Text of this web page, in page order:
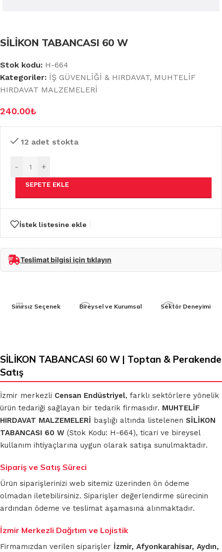
SİLİKON TABANCASI 60 W
Stok kodu: H-664
Kategoriler: İŞ GÜVENLİĞİ & HIRDAVAT, MUHTELİF
HIRDAVAT MALZEMELERİ
240.00₺
12 adet stokta
- +
SEPETE EKLE
İstek listesine ekle
Teslimat bilgisi için tıklayın
Sınırsız Seçenek Bireysel ve Kurumsal Sektör Deneyimi
SİLİKON TABANCASI 60 W | Toptan & Perakende
Satış
İzmir merkezli Censan Endüstriyel, farklı sektörlere yönelik
ürün tedariği sağlayan bir tedarik firmasıdır. MUHTELİF
HIRDAVAT MALZEMELERİ başlığı altında listelenen SİLİKON
TABANCASI 60 W (Stok Kodu: H-664), ticari ve bireysel
kullanım ihtiyaçlarına uygun olarak satışa sunulmaktadır.
Sipariş ve Satış Süreci
Ürün siparişlerinizi web sitemiz üzerinden ön ödeme
olmadan iletebilirsiniz. Siparişler değerlendirme sürecinin
ardından ödeme ve teslimat aşamasına alınmaktadır.
İzmir Merkezli Dağıtım ve Lojistik
Firmamızdan verilen siparişler İzmir, Afyonkarahisar, Aydın,